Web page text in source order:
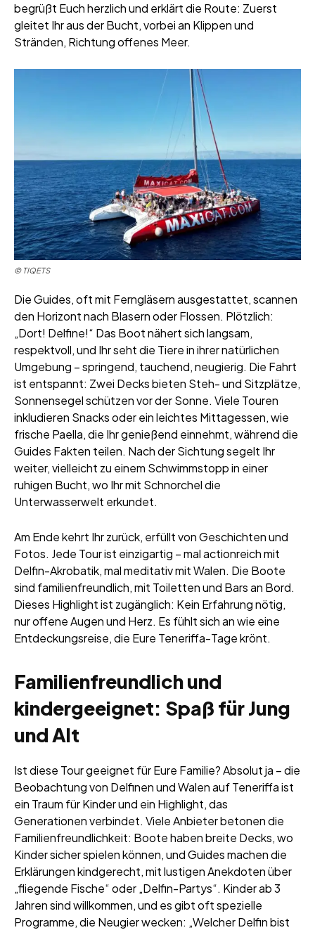
begrüßt Euch herzlich und erklärt die Route: Zuerst
gleitet Ihr aus der Bucht, vorbei an Klippen und
Stränden, Richtung offenes Meer.
© TIQETS
Die Guides, oft mit Ferngläsern ausgestattet, scannen
den Horizont nach Blasern oder Flossen. Plötzlich:
„Dort! Delfine!“ Das Boot nähert sich langsam,
respektvoll, und Ihr seht die Tiere in ihrer natürlichen
Umgebung – springend, tauchend, neugierig. Die Fahrt
ist entspannt: Zwei Decks bieten Steh- und Sitzplätze,
Sonnensegel schützen vor der Sonne. Viele Touren
inkludieren Snacks oder ein leichtes Mittagessen, wie
frische Paella, die Ihr genießend einnehmt, während die
Guides Fakten teilen. Nach der Sichtung segelt Ihr
weiter, vielleicht zu einem Schwimmstopp in einer
ruhigen Bucht, wo Ihr mit Schnorchel die
Unterwasserwelt erkundet.
Am Ende kehrt Ihr zurück, erfüllt von Geschichten und
Fotos. Jede Tour ist einzigartig – mal actionreich mit
Delfin-Akrobatik, mal meditativ mit Walen. Die Boote
sind familienfreundlich, mit Toiletten und Bars an Bord.
Dieses Highlight ist zugänglich: Kein Erfahrung nötig,
nur offene Augen und Herz. Es fühlt sich an wie eine
Entdeckungsreise, die Eure Teneriffa-Tage krönt.
Familienfreundlich und
kindergeeignet: Spaß für Jung
und Alt
Ist diese Tour geeignet für Eure Familie? Absolut ja – die
Beobachtung von Delfinen und Walen auf Teneriffa ist
ein Traum für Kinder und ein Highlight, das
Generationen verbindet. Viele Anbieter betonen die
Familienfreundlichkeit: Boote haben breite Decks, wo
Kinder sicher spielen können, und Guides machen die
Erklärungen kindgerecht, mit lustigen Anekdoten über
„fliegende Fische“ oder „Delfin-Partys“. Kinder ab 3
Jahren sind willkommen, und es gibt oft spezielle
Programme, die Neugier wecken: „Welcher Delfin bist